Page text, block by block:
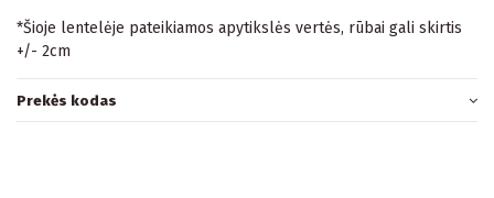
*Šioje lentelėje pateikiamos apytikslės vertės, rūbai gali skirtis
+/- 2cm
Prekės kodas